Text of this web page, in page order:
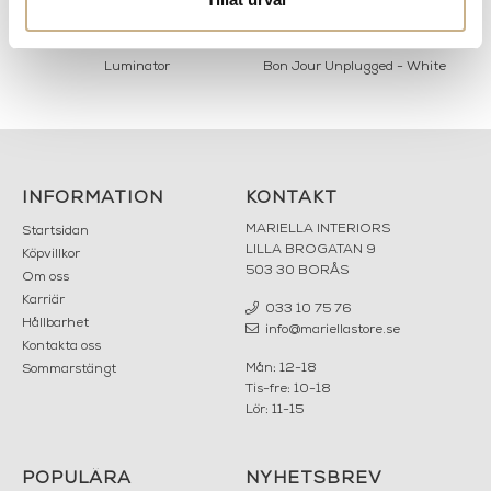
Luminator Bon Jour Unplugged - White
INFORMATION
Startsidan
Köpvillkor
Om oss
Karriär
Hållbarhet
Kontakta oss
Sommarstängt
KONTAKT
MARIELLA INTERIORS
LILLA BROGATAN 9
503 30 BORÅS
033 10 75 76
info@mariellastore.se
Mån: 12-18
Tis-fre: 10-18
Lör: 11-15
POPULÄRA NYHETSBREV